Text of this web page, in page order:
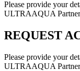
Please provide your
ULTRAAQUA Partner
REQUEST
Please provide your
ULTRAAQUA Partner